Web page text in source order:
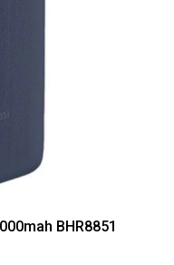
BHR8851